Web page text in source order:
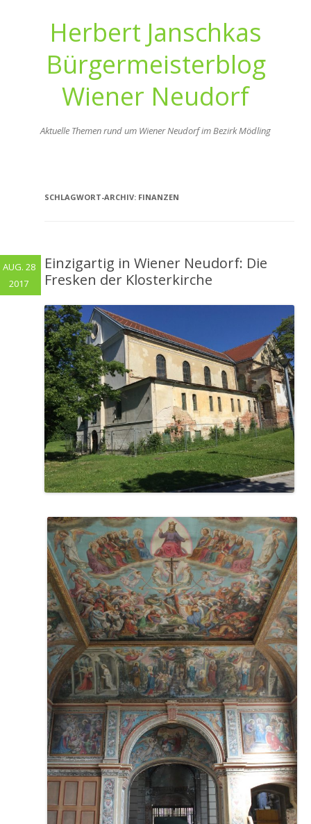
Herbert Janschkas
Bürgermeisterblog
Wiener Neudorf
Aktuelle Themen rund um Wiener Neudorf im Bezirk Mödling
SCHLAGWORT-ARCHIV: FINANZEN
Einzigartig in Wiener Neudorf: Die
Fresken der Klosterkirche
AUG. 28
2017